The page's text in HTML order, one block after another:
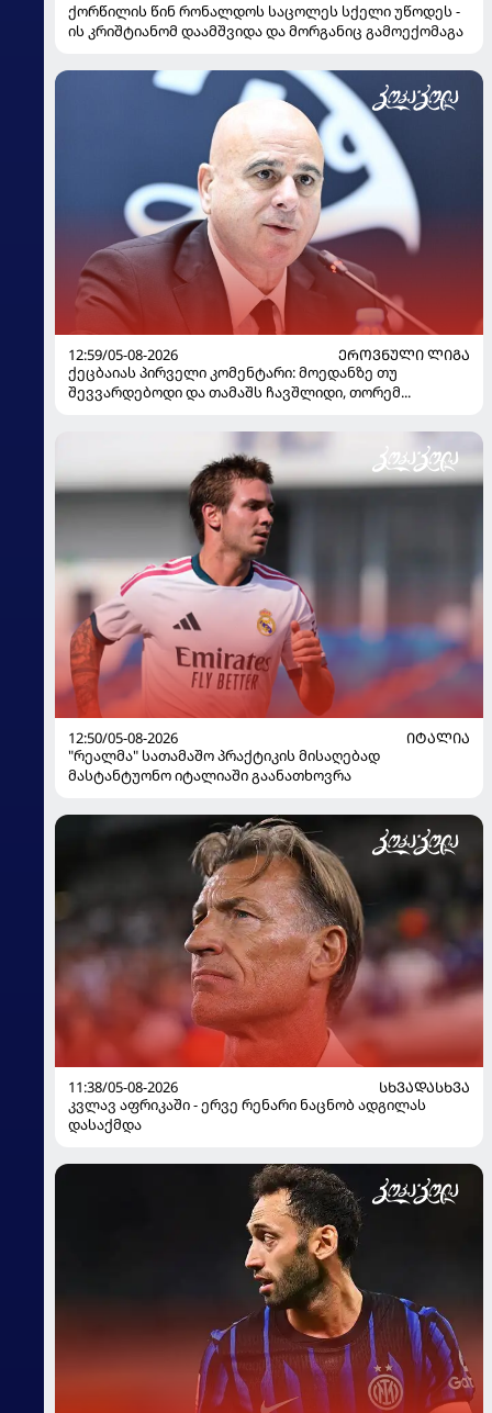
ქორწილის წინ რონალდოს საცოლეს სქელი უწოდეს -
ის კრიშტიანომ დაამშვიდა და მორგანიც გამოექომაგა
12:59/05-08-2026
ᲔᲠᲝᲕᲜᲣᲚᲘ ᲚᲘᲒᲐ
ქეცბაიას პირველი კომენტარი: მოედანზე თუ
შევვარდებოდი და თამაშს ჩავშლიდი, თორემ...
12:50/05-08-2026
ᲘᲢᲐᲚᲘᲐ
"რეალმა" სათამაშო პრაქტიკის მისაღებად
მასტანტუონო იტალიაში გაანათხოვრა
11:38/05-08-2026
ᲡᲮᲕᲐᲓᲐᲡᲮᲕᲐ
კვლავ აფრიკაში - ერვე რენარი ნაცნობ ადგილას
დასაქმდა